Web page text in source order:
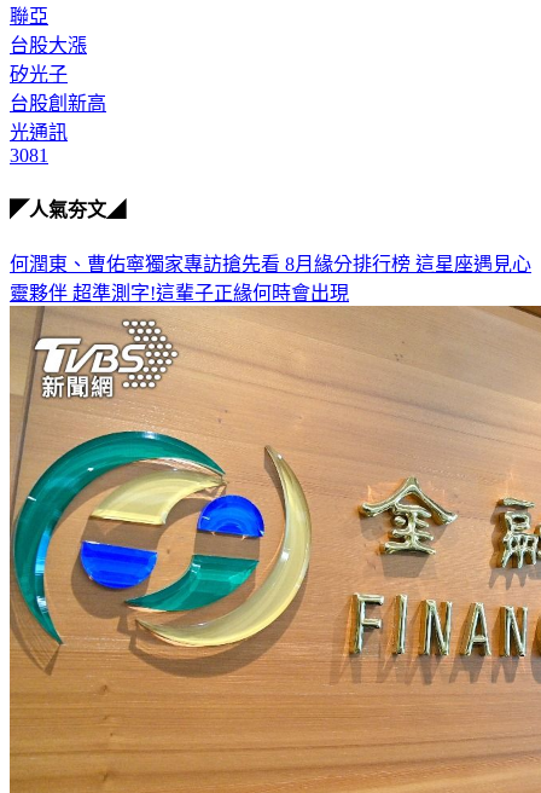
聯亞
台股大漲
矽光子
台股創新高
光通訊
3081
◤人氣夯文◢
何潤東、曹佑寧獨家專訪搶先看 8月緣分排行榜 這星座遇見心
靈夥伴 超準測字!這輩子正緣何時會出現